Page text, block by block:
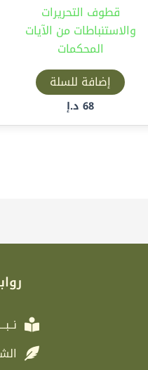
قطوف التحريرات
والاستنباطات من الآيات
المحكمات
إضافة للسلة
68 د.إ